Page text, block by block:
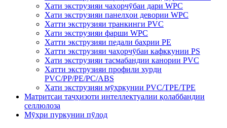
Хати экструзияи чаҳорчӯбаи дари WPC
Хати экструзияи панелҳои девории WPC
Хатти экструзияи транкинги PVC
Хати экструзияи фарши WPC
Хатти экструзияи педали баҳрии PE
Хатти экструзияи чаҳорчӯбаи кафккунии PS
Хати экструзияи тасмабандии канории PVC
Хатти экструзияи профили хурди
PVC/PP/PE/PC/ABS
Хати экструзияи мӯҳркунии PVC/TPE/TPE
Матритсаи таҷҳизоти интеллектуалии қолаббандии
селлюлоза
Мӯҳри пуркунии пӯлод